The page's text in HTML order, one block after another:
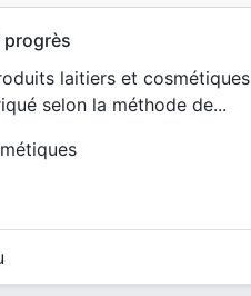
laitiers et cosmétiques
selon la méthode de...